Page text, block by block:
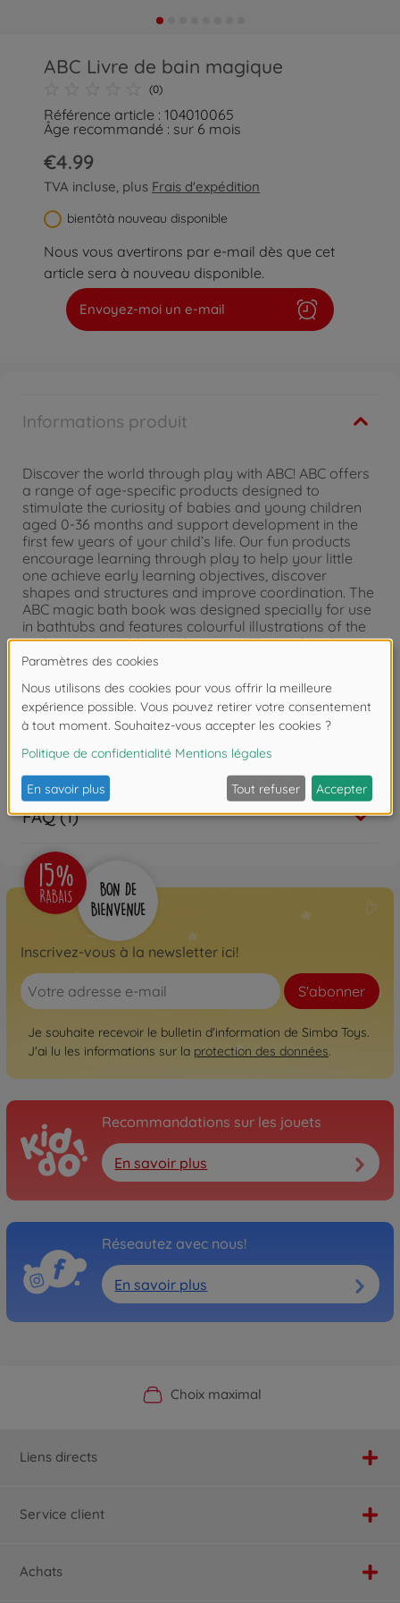
ABC Livre de bain magique
(0)
Référence article : 104010065
Âge recommandé : sur 6 mois
€4.99
TVA incluse, plus Frais d'expédition
bientôtà nouveau disponible
Nous vous avertirons par e-mail dès que cet
article sera à nouveau disponible.
Envoyez-moi un e-mail
Informations produit
Discover the world through play with ABC! ABC offers
a range of age-specific products designed to
stimulate the curiosity of babies and young children
aged 0-36 months and support development in the
first few years of your child’s life. Our fun products
encourage learning through play to help your little
one achieve early learning objectives, discover
shapes and structures and improve coordination. The
ABC magic bath book was designed specially for use
in bathtubs and features colourful illustrations of the
underwater world on eight pages. The seal makes a
funny squeaking sound when pressed. The book is 13
above.
Les avis
FAQ (1)
Inscrivez-vous à la newsletter ici!
S'abonner
Je souhaite recevoir le bulletin d'information de Simba Toys.
J'ai lu les informations sur la protection des données.
Recommandations sur les jouets
En savoir plus
Réseautez avec nous!
En savoir plus
Boutique officielle du fabricant
Choix maximal
Service personnalisé
Livraison rapide
Liens directs
Service client
Achats